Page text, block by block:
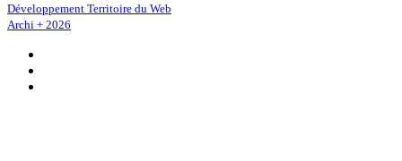
Développement Territoire du Web
Archi + 2026